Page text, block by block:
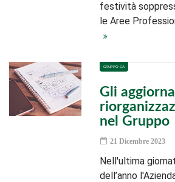
festività
le Aree
GRUPPO CA
Gli
nel Gruppo
21 Dicembre 2023
Nell'ultima
dell’anno